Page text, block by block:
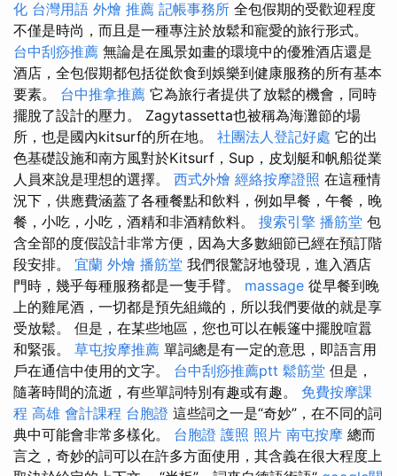
化 台灣用語 外燴 推薦 記帳事務所 全包假期的受歡迎程度
不僅是時尚，而且是一種專注於放鬆和寵愛的旅行形式。
台中刮痧推薦 無論是在風景如畫的環境中的優雅酒店還是
酒店，全包假期都包括從飲食到娛樂到健康服務的所有基本
要素。 台中推拿推薦 它為旅行者提供了放鬆的機會，同時
擺脫了設計的壓力。 Zagytassetta也被稱為海灘節的場
所，也是國內kitsurf的所在地。 社團法人登記好處 它的出
色基礎設施和南方風對於Kitsurf，Sup，皮划艇和帆船從業
人員來說是理想的選擇。 西式外燴 經絡按摩證照 在這種情
況下，供應費涵蓋了各種餐點和飲料，例如早餐，午餐，晚
餐，小吃，小吃，酒精和非酒精飲料。 搜索引擎 播筋堂 包
含全部的度假設計非常方便，因為大多數細節已經在預訂階
段安排。 宜蘭 外燴 播筋堂 我們很驚訝地發現，進入酒店
門時，幾乎每種服務都是一隻手臂。 massage 從早餐到晚
上的雞尾酒，一切都是預先組織的，所以我們要做的就是享
受放鬆。 但是，在某些地區，您也可以在帳篷中擺脫喧囂
和緊張。 草屯按摩推薦 單詞總是有一定的意思，即語言用
戶在通信中使用的文字。 台中刮痧推薦ptt 鬆筋堂 但是，
隨著時間的流逝，有些單詞特別有趣或有趣。 免費按摩課
程 高雄 會計課程 台胞證 這些詞之一是“奇妙”，在不同的詞
典中可能會非常多樣化。 台胞證 護照 照片 南屯按摩 總而
言之，奇妙的詞可以在許多方面使用，其含義在很大程度上